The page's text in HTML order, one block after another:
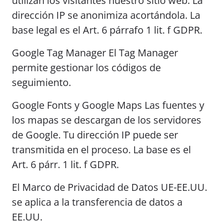
dirección IP se anonimiza acortándola. La
base legal es el Art. 6 párrafo 1 lit. f GDPR.
Google Tag Manager El Tag Manager
permite gestionar los códigos de
seguimiento.
Google Fonts y Google Maps Las fuentes y
los mapas se descargan de los servidores
de Google. Tu dirección IP puede ser
transmitida en el proceso. La base es el
Art. 6 párr. 1 lit. f GDPR.
El Marco de Privacidad de Datos UE-EE.UU.
se aplica a la transferencia de datos a
EE.UU.